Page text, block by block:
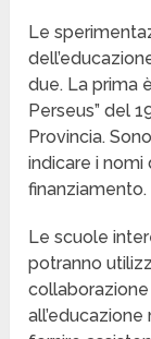
Le
due. La prima
Perseus” del
Provincia.
indicare i
finanziamento.
Le scuole
potranno